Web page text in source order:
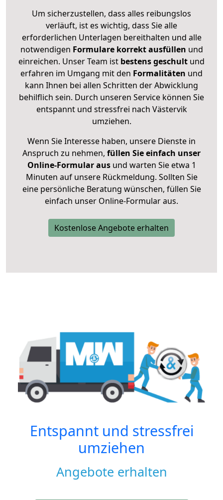
Um sicherzustellen, dass alles reibungslos
verläuft, ist es wichtig, dass Sie alle
erforderlichen Unterlagen bereithalten und alle
notwendigen Formulare korrekt ausfüllen und
einreichen. Unser Team ist bestens geschult und
erfahren im Umgang mit den Formalitäten und
kann Ihnen bei allen Schritten der Abwicklung
behilflich sein. Durch unseren Service können Sie
entspannt und stressfrei nach Västervik
umziehen.
Wenn Sie Interesse haben, unsere Dienste in
Anspruch zu nehmen, füllen Sie einfach unser
Online-Formular ausund warten Sie etwa 1
Minuten auf unsere Rückmeldung. Sollten Sie
eine persönliche Beratung wünschen, füllen Sie
einfach unser Online-Formular aus.
Kostenlose Angebote erhalten
Entspannt und stressfrei
umziehen
Angebote erhalten